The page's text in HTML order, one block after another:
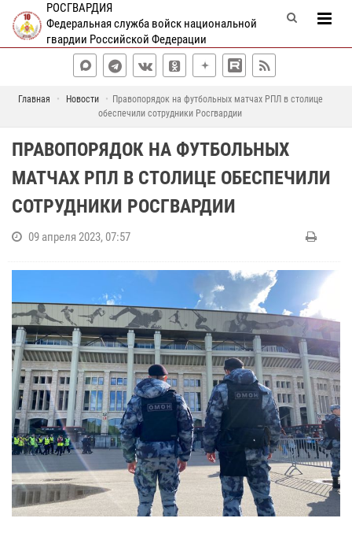
РОСГВАРДИЯ
Федеральная служба войск национальной
гвардии Российской Федерации
Главная Новости
Правопорядок на футбольных матчах РПЛ в столице
обеспечили сотрудники Росгвардии
ПРАВОПОРЯДОК НА ФУТБОЛЬНЫХ
МАТЧАХ РПЛ В СТОЛИЦЕ ОБЕСПЕЧИЛИ
СОТРУДНИКИ РОСГВАРДИИ
09 апреля 2023, 07:57